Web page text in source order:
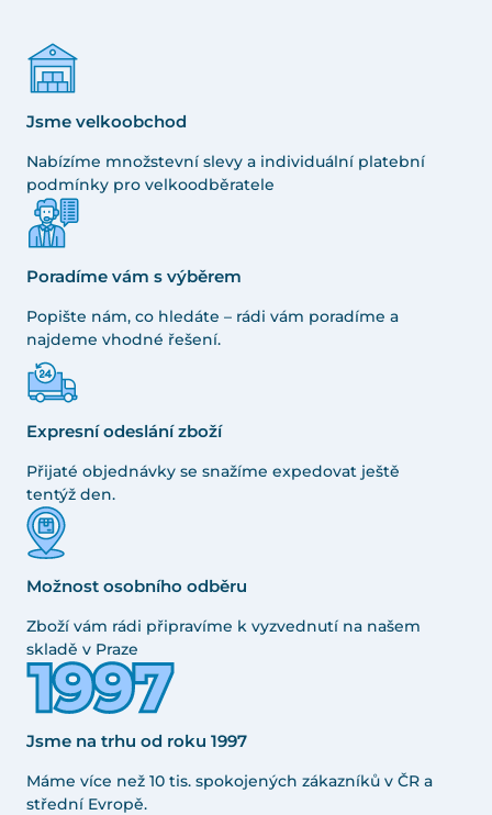
Jsme velkoobchod
Nabízíme množstevní slevy a individuální platební
podmínky pro velkoodběratele
Poradíme vám s výběrem
Popište nám, co hledáte – rádi vám poradíme a
najdeme vhodné řešení.
Expresní odeslání zboží
Přijaté objednávky se snažíme expedovat ještě
tentýž den.
Možnost osobního odběru
Zboží vám rádi připravíme k vyzvednutí na našem
skladě v Praze
Jsme na trhu od roku 1997
Máme více než 10 tis. spokojených zákazníků v ČR a
střední Evropě.